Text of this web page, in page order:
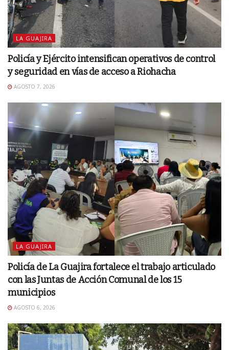
LA GUAJIRA
Policía y Ejército intensifican operativos de control
y seguridad en vías de acceso a Riohacha
AGOSTO 7, 2026
LA GUAJIRA
Policía de La Guajira fortalece el trabajo articulado
con las Juntas de Acción Comunal de los 15
municipios
AGOSTO 6, 2026